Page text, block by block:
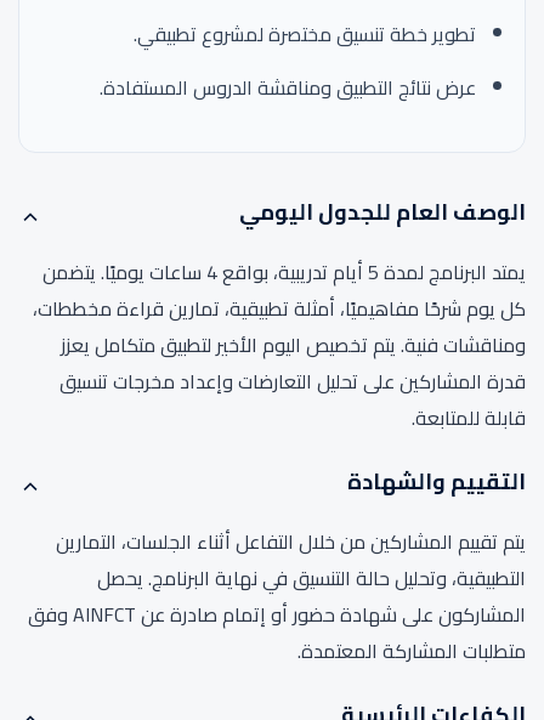
تطوير خطة تنسيق مختصرة لمشروع تطبيقي.
عرض نتائج التطبيق ومناقشة الدروس المستفادة.
الوصف العام للجدول اليومي
يمتد البرنامج لمدة 5 أيام تدريبية، بواقع 4 ساعات يوميًا. يتضمن
كل يوم شرحًا مفاهيميًا، أمثلة تطبيقية، تمارين قراءة مخططات،
ومناقشات فنية. يتم تخصيص اليوم الأخير لتطبيق متكامل يعزز
قدرة المشاركين على تحليل التعارضات وإعداد مخرجات تنسيق
قابلة للمتابعة.
التقييم والشهادة
يتم تقييم المشاركين من خلال التفاعل أثناء الجلسات، التمارين
التطبيقية، وتحليل حالة التنسيق في نهاية البرنامج. يحصل
المشاركون على شهادة حضور أو إتمام صادرة عن AINFCT وفق
متطلبات المشاركة المعتمدة.